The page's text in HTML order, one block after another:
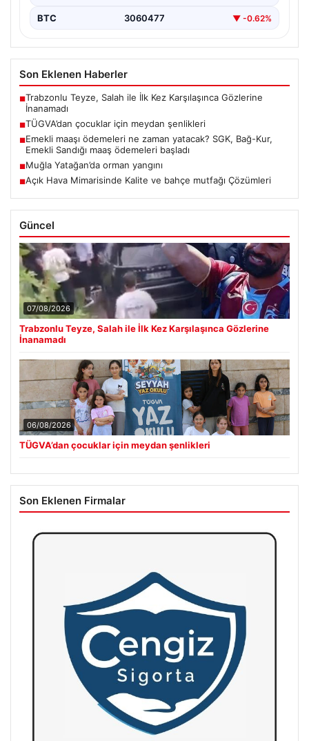
BTC 3060477 ▼ -0.62%
Son Eklenen Haberler
■Trabzonlu Teyze, Salah ile İlk Kez Karşılaşınca Gözlerine
İnanamadı
■TÜGVA’dan çocuklar için meydan şenlikleri
■Emekli maaşı ödemeleri ne zaman yatacak? SGK, Bağ-Kur,
Emekli Sandığı maaş ödemeleri başladı
■Muğla Yatağan’da orman yangını
■Açık Hava Mimarisinde Kalite ve bahçe mutfağı Çözümleri
Güncel
07/08/2026
Trabzonlu Teyze, Salah ile İlk Kez Karşılaşınca Gözlerine
İnanamadı
06/08/2026
TÜGVA’dan çocuklar için meydan şenlikleri
Son Eklenen Firmalar